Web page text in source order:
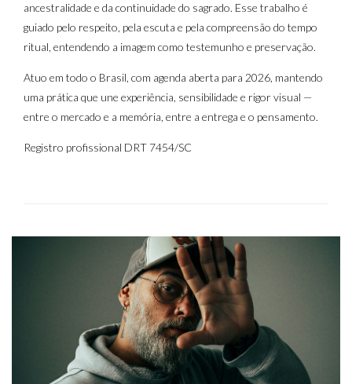
ancestralidade e da continuidade do sagrado. Esse trabalho é
guiado pelo respeito, pela escuta e pela compreensão do tempo
ritual, entendendo a imagem como testemunho e preservação.
Atuo em todo o Brasil, com agenda aberta para 2026, mantendo
uma prática que une experiência, sensibilidade e rigor visual —
entre o mercado e a memória, entre a entrega e o pensamento.
Registro profissional DRT 7454/SC